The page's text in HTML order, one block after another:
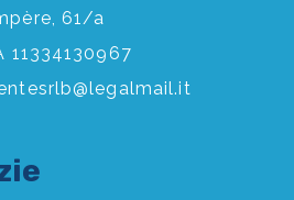
61/a
11334130967